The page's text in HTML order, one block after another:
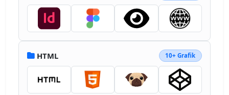
HTML 10+ Grafik